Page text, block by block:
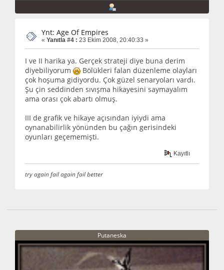
Ynt: Age Of Empires
« Yanıtla #4 : 23 Ekim 2008, 20:40:33 »
I ve II harika ya. Gerçek strateji diye buna derim
diyebiliyorum
Bölükleri falan düzenleme olayları
çok hoşuma gidiyordu. Çok güzel senaryoları vardı.
Şu çin seddinden sıvışma hikayesini saymayalım
ama orası çok abartı olmuş.
III de grafik ve hikaye açısından iyiydi ama
oynanabilirlik yönünden bu çağın gerisindeki
oyunları geçememişti.
Kayıtlı
try again fail again fail better
Putaneska